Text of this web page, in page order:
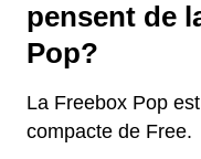
pensent de
Pop?
La Freebox Pop
compacte de Free.